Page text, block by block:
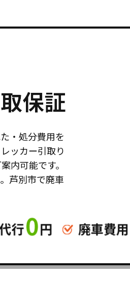
・処分費用を
ッカー引取り
内可能です。
芦別市で廃車